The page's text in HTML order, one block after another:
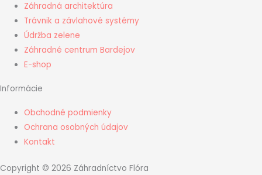
Záhradná architektúra
Trávnik a závlahové systémy
Údržba zelene
Záhradné centrum Bardejov
E-shop
Informácie
Obchodné podmienky
Ochrana osobných údajov
Kontakt
Copyright © 2026 Záhradníctvo Flóra